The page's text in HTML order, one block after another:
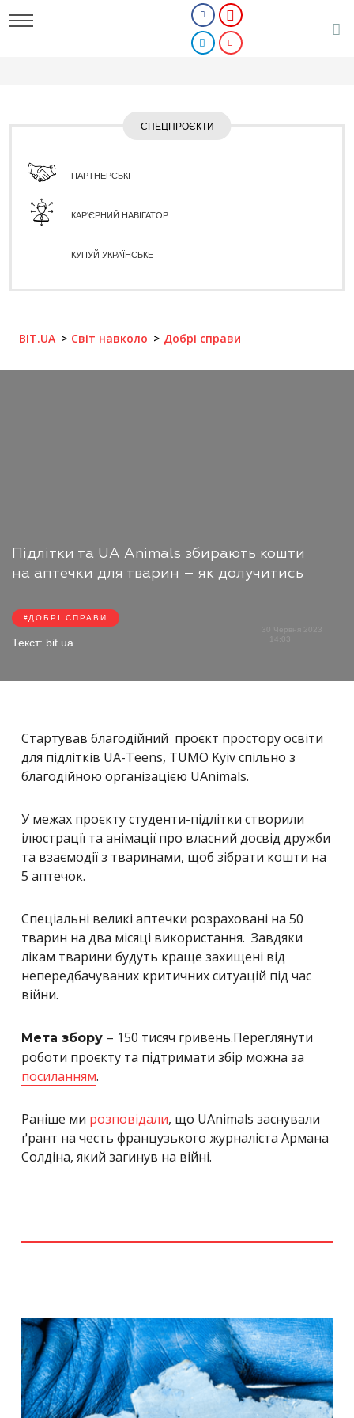
СПЕЦПРОЄКТИ
ПАРТНЕРСЬКІ
КАР'ЄРНИЙ НАВІГАТОР
КУПУЙ УКРАЇНСЬКЕ
BIT.UA Світ навколо Добрі справи
Підлітки та UA Animals збирають кошти
на аптечки для тварин – як долучитись
ДОБРІ СПРАВИ
Текст: bit.ua
Стартував благодійний проєкт простору освіти
для підлітків UA-Teens, TUMO Kyiv спільно з
благодійною організацією UAnimals.
У межах проєкту студенти-підлітки створили
ілюстрації та анімації про власний досвід дружби
та взаємодії з тваринами, щоб зібрати кошти на
5 аптечок.
Спеціальні великі аптечки розраховані на 50
тварин на два місяці використання. Завдяки
лікам тварини будуть краще захищені від
непередбачуваних критичних ситуацій під час
війни.
Мета збору – 150 тисяч гривень.Переглянути
роботи проєкту та підтримати збір можна за
посиланням.
Раніше ми розповідали, що UAnimals заснували
ґрант на честь французького журналіста Армана
Солдіна, який загинув на війні.